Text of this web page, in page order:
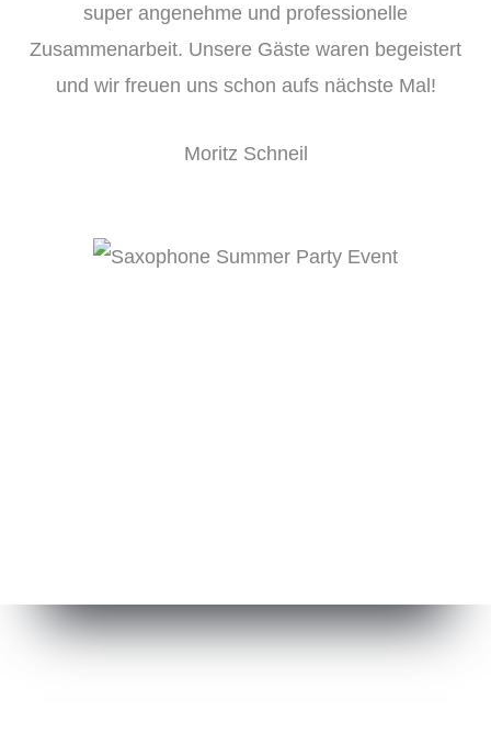
super angenehme und professionelle
Zusammenarbeit. Unsere Gäste waren begeistert
und wir freuen uns schon aufs nächste Mal!
Moritz Schneil